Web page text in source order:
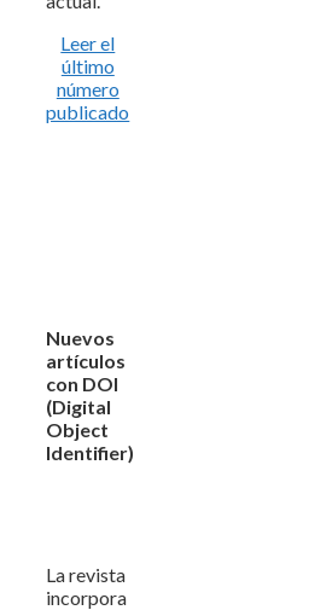
Leer el
último
número
publicado
Nuevos
artículos
con DOI
(Digital
Object
Identifier)
La revista
incorpora